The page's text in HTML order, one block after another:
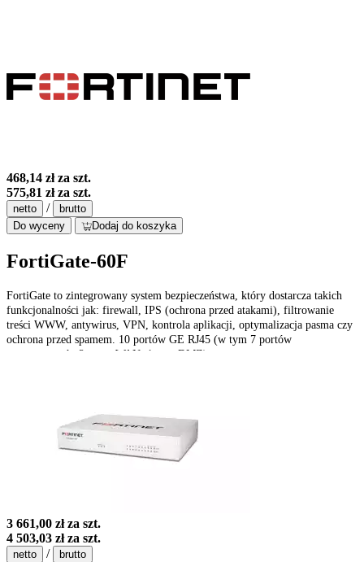
468,14 złza szt.
575,81 złza szt.
netto /
brutto
Do wyceny
Dodaj do koszyka
FortiGate-60F
FortiGate to zintegrowany system bezpieczeństwa, który dostarcza takich
funkcjonalności jak: firewall, IPS (ochrona przed atakami), filtrowanie
treści WWW, antywirus, VPN, kontrola aplikacji, optymalizacja pasma czy
ochrona przed spamem. 10 portów GE RJ45 (w tym 7 portów
wewnętrznych, 2 porty WAN, 1 port DMZ).
3 661,00 złza szt.
4 503,03 złza szt.
netto /
brutto